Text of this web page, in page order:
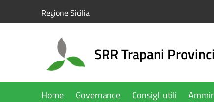
Regione Sicilia
SRR Trapani
Home Governance Consigli utili